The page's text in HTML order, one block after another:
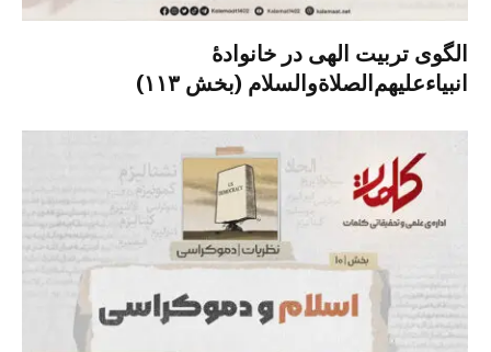
الگوی تربیت الهی در خانوادۀ
انبیاءعلیهم‌الصلاةو‌السلام (بخش ۱۱۳)